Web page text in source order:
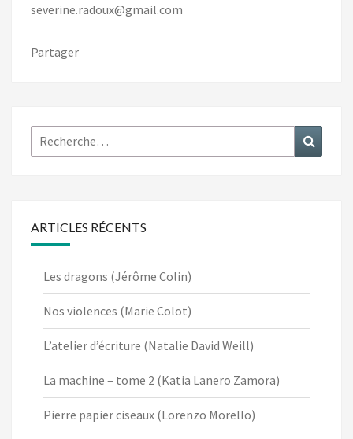
severine.radoux@gmail.com
Partager
Rechercher :
ARTICLES RÉCENTS
Les dragons (Jérôme Colin)
Nos violences (Marie Colot)
L’atelier d’écriture (Natalie David Weill)
La machine – tome 2 (Katia Lanero Zamora)
Pierre papier ciseaux (Lorenzo Morello)